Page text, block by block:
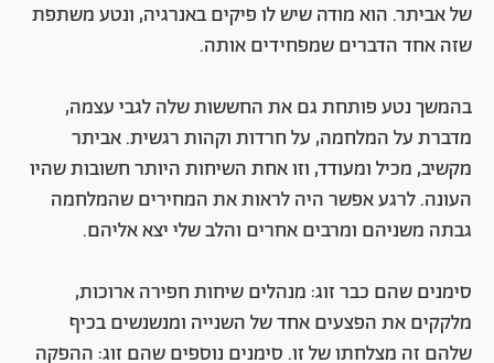
של אביתר. הוא מודה שיש לו פיקים באנרגיה, ונטע משתפת
שזה אחד הדברים שמפחידים אותה.
בהמשך נטע פותחת גם את החששות שלה לגבי עצמה,
מדברת על המלחמה, על חרדות וקהות רגשית. אביתר
מקשיב, מכיל ומעודד, וזו אחת השיחות היותר חשובות שהיו
העונה. לרגע אפשר היה לראות את המחירים שהמלחמה
גבתה משניהם ומרבים אחרים והלב שלי יצא אליהם.
סימנים שהם כבר זוג: מנהלים שיחות חפירה ארוכות,
מלקקים את הפצעים אחד של השנייה ומנשנשים בכיף
שלהם זה מצלחתו של זו. סימנים נוספים שהם זוג: ההפקה